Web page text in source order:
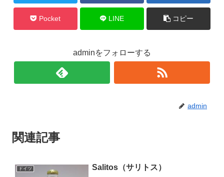
Pocket LINE コピー
adminをフォローする
admin
関連記事
ドイツ Salitos（サリトス）